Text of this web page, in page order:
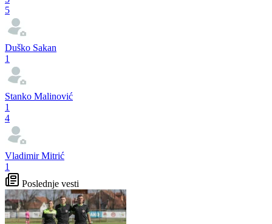
5
Duško Sakan
1
Stanko Malinović
1
4
Vladimir Mitrić
1
Poslednje vesti